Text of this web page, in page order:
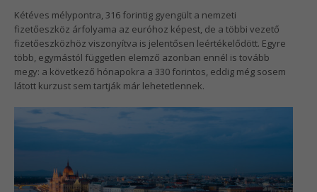
Kétéves mélypontra, 316 forintig gyengült a nemzeti
fizetőeszköz árfolyama az euróhoz képest, de a többi vezető
fizetőeszközhöz viszonyítva is jelentősen leértékelődött. Egyre
több, egymástól független elemző azonban ennél is tovább
megy: a következő hónapokra a 330 forintos, eddig még sosem
látott kurzust sem tartják már lehetetlennek.